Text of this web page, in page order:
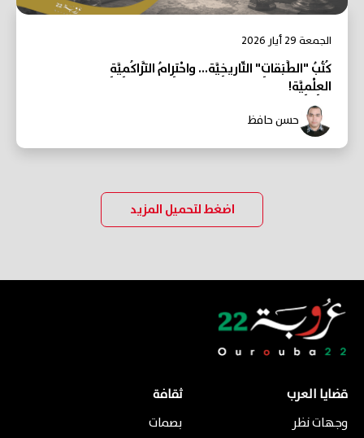
الجمعة 29 أيار 2026
كُتُبُ "الطَّبَقاتِ" التّاريخِيَّة... واحْتِرامُ التَّراكُمِيَّةِ
العِلْمِيَّة!
حسن حافظ
اضغط لتحميل المزيد
قضايا العرب
وجهات نظر
ثقافة
بصمات